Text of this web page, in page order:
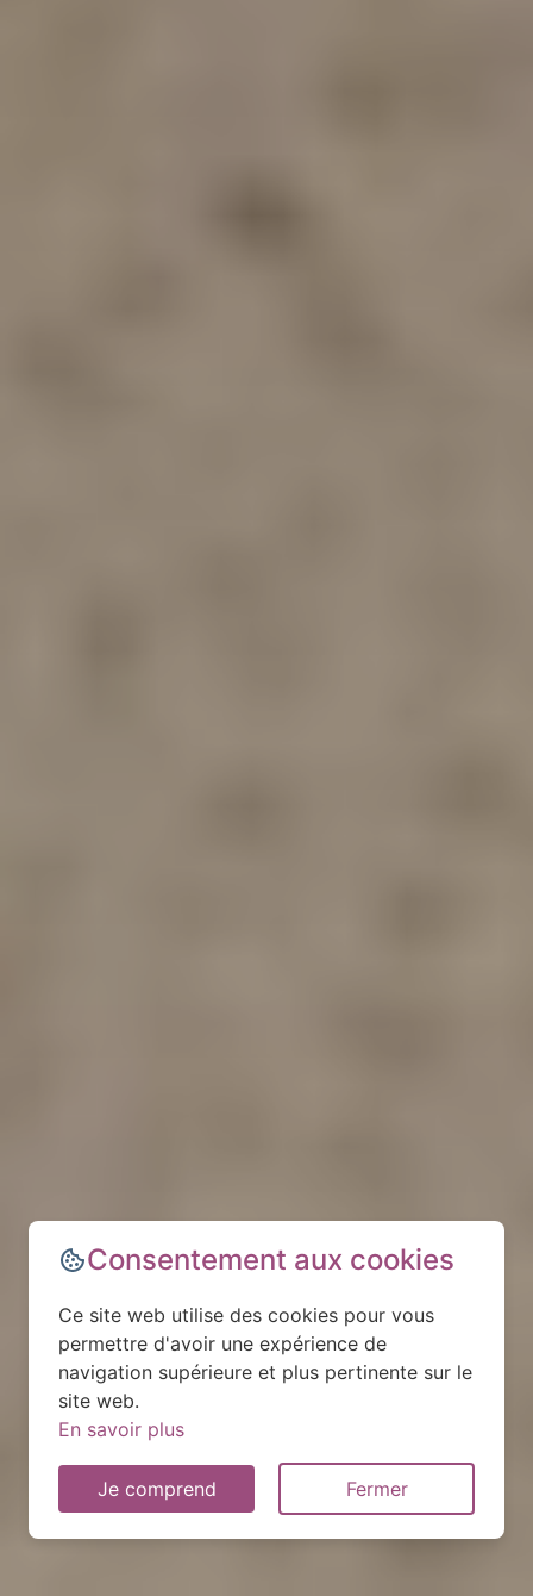
Consentement aux cookies
Ce site web utilise des cookies pour vous
permettre d'avoir une expérience de
navigation supérieure et plus pertinente sur le
site web.
En savoir plus
Je comprend Fermer